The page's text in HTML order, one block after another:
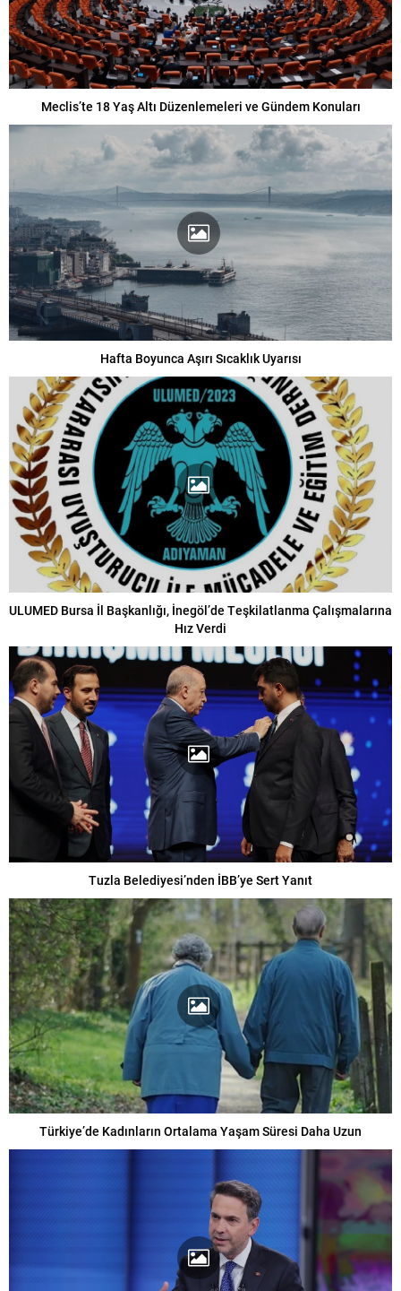
Meclis’te 18 Yaş Altı Düzenlemeleri ve Gündem Konuları
Hafta Boyunca Aşırı Sıcaklık Uyarısı
ULUMED Bursa İl Başkanlığı, İnegöl’de Teşkilatlanma Çalışmalarına
Hız Verdi
Tuzla Belediyesi’nden İBB’ye Sert Yanıt
Türkiye’de Kadınların Ortalama Yaşam Süresi Daha Uzun